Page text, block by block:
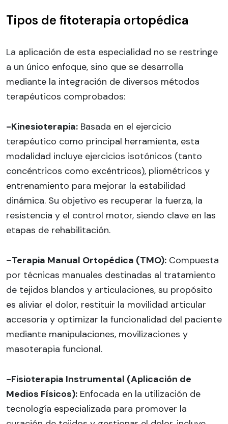
Tipos de fitoterapia ortopédica
La aplicación de esta especialidad no se restringe
a un único enfoque, sino que se desarrolla
mediante la integración de diversos métodos
terapéuticos comprobados:
-Kinesioterapia: Basada en el ejercicio
terapéutico como principal herramienta, esta
modalidad incluye ejercicios isotónicos (tanto
concéntricos como excéntricos), pliométricos y
entrenamiento para mejorar la estabilidad
dinámica. Su objetivo es recuperar la fuerza, la
resistencia y el control motor, siendo clave en las
etapas de rehabilitación.
–Terapia Manual Ortopédica (TMO): Compuesta
por técnicas manuales destinadas al tratamiento
de tejidos blandos y articulaciones, su propósito
es aliviar el dolor, restituir la movilidad articular
accesoria y optimizar la funcionalidad del paciente
mediante manipulaciones, movilizaciones y
masoterapia funcional.
-Fisioterapia Instrumental (Aplicación de
Medios Físicos): Enfocada en la utilización de
tecnología especializada para promover la